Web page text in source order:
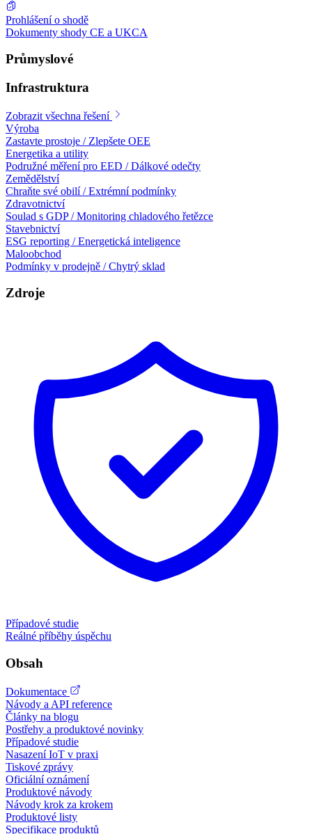
Prohlášení o shodě
Dokumenty shody CE a UKCA
Průmyslové
Infrastruktura
Zobrazit všechna řešení
Výroba
Zastavte prostoje / Zlepšete OEE
Energetika a utility
Podružné měření pro EED / Dálkové odečty
Zemědělství
Chraňte své obilí / Extrémní podmínky
Zdravotnictví
Soulad s GDP / Monitoring chladového řetězce
Stavebnictví
ESG reporting / Energetická inteligence
Maloobchod
Podmínky v prodejně / Chytrý sklad
Zdroje
Případové studie
Reálné příběhy úspěchu
Obsah
Dokumentace
Návody a API reference
Články na blogu
Postřehy a produktové novinky
Případové studie
Nasazení IoT v praxi
Tiskové zprávy
Oficiální oznámení
Produktové návody
Návody krok za krokem
Produktové listy
Specifikace produktů